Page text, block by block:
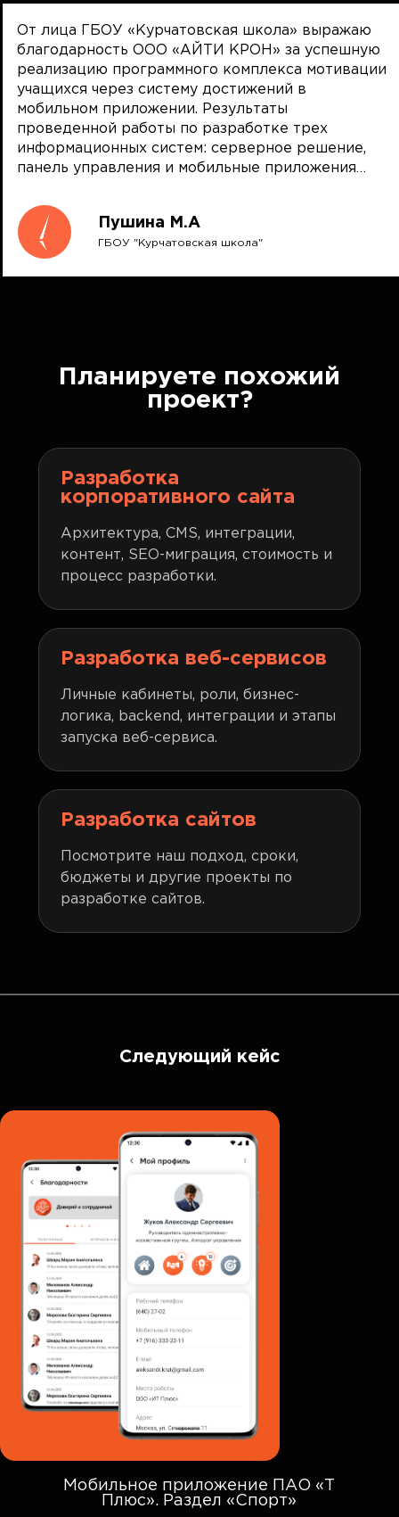
От лица ГБОУ «Курчатовская школа» выражаю
благодарность ООО «АЙТИ КРОН» за успешную
реализацию программного комплекса мотивации
учащихся через систему достижений в
мобильном приложении. Результаты
проведенной работы по разработке трех
информационных систем: серверное решение,
панель управления и мобильные приложения
проекта выдержаны, а ввод в эксплуатацию
выполнен раньше обозначенного времени, что
позволило раньше начать работать с новым
для наших клиентов. Рекомендую ООО «АЙТИ
КРОН» как ответственного партнера в
разработке программного обеспечения.
Пушина М.А
ГБОУ "Курчатовская школа"
Планируете похожий
проект?
Разработка
корпоративного сайта
Архитектура, CMS, интеграции,
контент, SEO-миграция, стоимость и
процесс разработки.
Разработка веб-сервисов
Личные кабинеты, роли, бизнес-
логика, backend, интеграции и этапы
запуска веб-сервиса.
Разработка сайтов
Посмотрите наш подход, сроки,
бюджеты и другие проекты по
разработке сайтов.
Следующий кейс
Мобильное приложение ПАО «Т
Плюс». Раздел «Спорт»